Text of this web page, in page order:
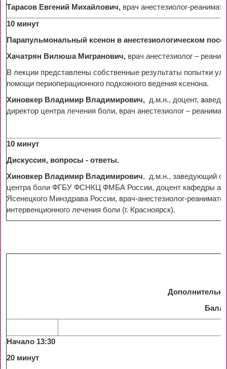
Тарасов Евгений Михайлович, врач анестезиолог-
10 минут
Парапульмональный ксенон в анестезиологическом
Хачатрян Вилюша Мигранович, врач анестезиолог –
В лекции представлены собственные результаты попытки
помощи периоперационного подкожного ведения ксенона.
Хиновкер Владимир Владимирович, д.м.н., доцент, з
директор центра лечения боли, врач анестезиолог –
10 минут
Дискуссия, вопросы - ответы.
Хиновкер Владимир Владимирович, д.м.н., заведующий
центра боли ФГБУ ФСНКЦ ФМБА России, доцент кафедры
Ясенецкого Минздрава России, врач-анестезиолог-
интервенционного лечения боли (г. Красноярск).
Начало 13:30
20 минут